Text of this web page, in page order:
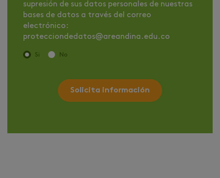
supresión de sus datos personales de nuestras
bases de datos a través del correo
electrónico:
protecciondedatos@areandina.edu.co
Si No
Solicita información